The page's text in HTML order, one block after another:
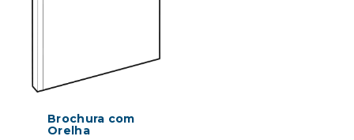
Brochura com
Orelha